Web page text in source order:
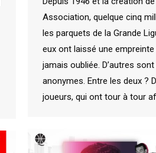
Association, quelque cinq
les parquets de la Grande
eux ont laissé une
jamais oubliée. D’autres
anonymes. Entre les deux ?
joueurs, qui ont tour à tour